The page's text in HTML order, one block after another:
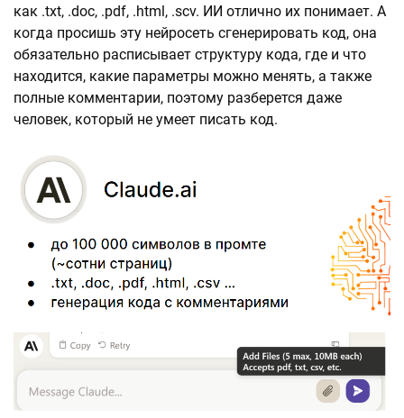
как .txt, .doc, .pdf, .html, .scv. ИИ отлично их понимает. А
когда просишь эту нейросеть сгенерировать код, она
обязательно расписывает структуру кода, где и что
находится, какие параметры можно менять, а также
полные комментарии, поэтому разберется даже
человек, который не умеет писать код.